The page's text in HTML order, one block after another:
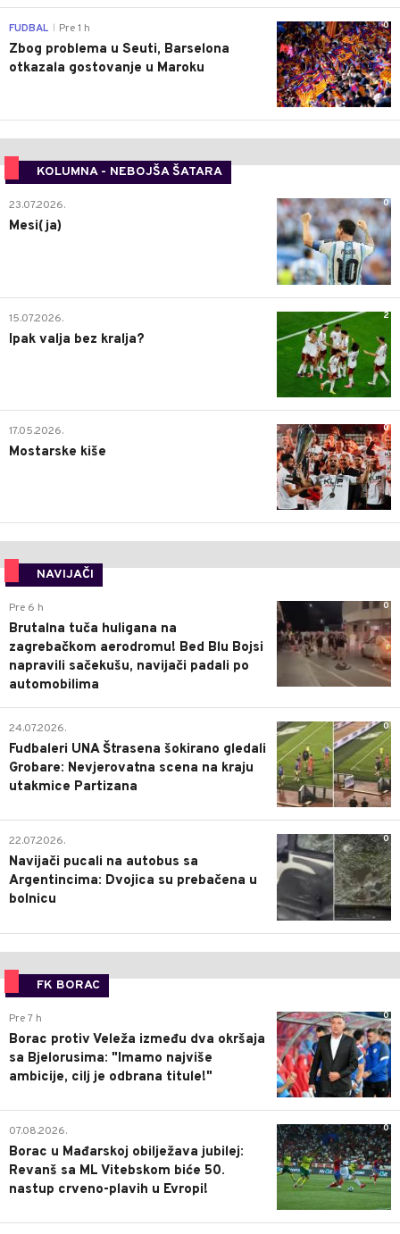
0
FUDBAL Pre 1 h
Zbog problema u Seuti, Barselona
otkazala gostovanje u Maroku
KOLUMNA - NEBOJŠA ŠATARA
0
23.07.2026.
Mesi(ja)
2
15.07.2026.
Ipak valja bez kralja?
0
17.05.2026.
Mostarske kiše
NAVIJAČI
0
Pre 6 h
Brutalna tuča huligana na
zagrebačkom aerodromu! Bed Blu Bojsi
napravili sačekušu, navijači padali po
automobilima
0
24.07.2026.
Fudbaleri UNA Štrasena šokirano gledali
Grobare: Nevjerovatna scena na kraju
utakmice Partizana
0
22.07.2026.
Navijači pucali na autobus sa
Argentincima: Dvojica su prebačena u
bolnicu
FK BORAC
0
Pre 7 h
Borac protiv Veleža između dva okršaja
sa Bjelorusima: "Imamo najviše
ambicije, cilj je odbrana titule!"
0
07.08.2026.
Borac u Mađarskoj obilježava jubilej:
Revanš sa ML Vitebskom biće 50.
nastup crveno-plavih u Evropi!